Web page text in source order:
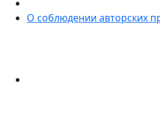
О соблюдении авторских